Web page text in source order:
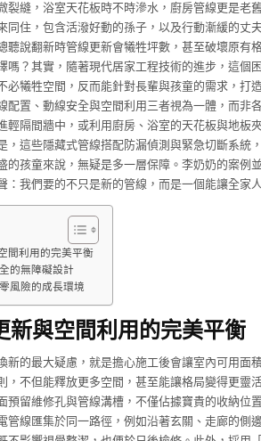
裂縫，浴室天花板時不時滲水，廚房管線更是老
同住，包含活潑好動的孫子，以及行動漸緩的丈
聽說翻新時管線更新會犧牲坪數，甚至破壞原有
嗎？其實，隨著現代居家工程技術的進步，這
必犧牲空間，反而能針對長輩與孩童的需求，打
配置、動線安全與空間利用三者視為一體，而非
輕隔間牆中，或利用廚房、浴室的天花板與地板
，這些隱藏式管線搭配防漏偵測與緊急切斷系統
的孩童來說，無疑是多一層保障。李奶奶的案例
：我們要的不只是新的管線，而是一個能讓全家
間利用的完美平衡
的無障礙設計
風險的成長環境
新與空間利用的完美平衡
新的最大疑慮，就是擔心施工後會讓室內可用面
，不但能釋放更多空間，甚至能讓格局變得更
預留維修孔與管線溝槽，不僅佔據寶貴的收納位
管線匯集於同一路徑，例如沿著玄關、走廊的側